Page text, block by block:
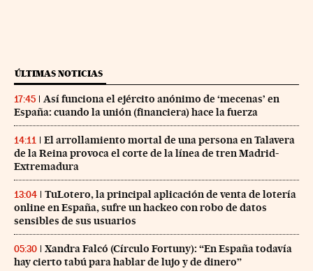
ÚLTIMAS NOTICIAS
17:45
Así funciona el ejército anónimo de ‘mecenas’ en
España: cuando la unión (financiera) hace la fuerza
14:11
El arrollamiento mortal de una persona en Talavera
de la Reina provoca el corte de la línea de tren Madrid-
Extremadura
13:04
TuLotero, la principal aplicación de venta de lotería
online en España, sufre un hackeo con robo de datos
sensibles de sus usuarios
05:30
Xandra Falcó (Círculo Fortuny): “En España todavía
hay cierto tabú para hablar de lujo y de dinero”